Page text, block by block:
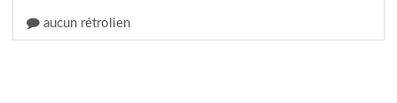
aucun rétrolien